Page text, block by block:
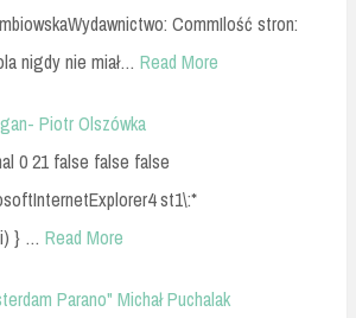
CommIlość stron:
nigdy nie miał… Read More
Piotr Olszówka
0 21 false false false
st1\:*
} … Read More
Parano" Michał Puchalak